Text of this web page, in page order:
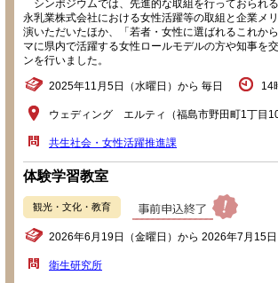
シンポジウムでは、先進的な取組を行っておられ
永乳業株式会社における女性活躍等の取組と企業メ
演いただいたほか、「若者・女性に選ばれるこれか
マに県内で活躍する女性ロールモデルの方や知事を
ンを行いました。
2025年11月5日（水曜日）から 毎日 14
ウェディング エルティ（福島市野田町1丁目10
共生社会・女性活躍推進課
体験学習教室
観光・文化・教育
2026年6月19日（金曜日）から 2026年7月15日
衛生研究所